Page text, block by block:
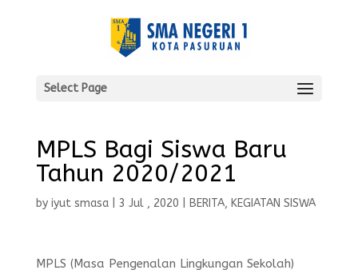
Select Page
MPLS Bagi Siswa Baru
Tahun 2020/2021
by iyut smasa| 3 Jul , 2020 BERITA, KEGIATAN SISWA
MPLS (Masa Pengenalan Lingkungan Sekolah)